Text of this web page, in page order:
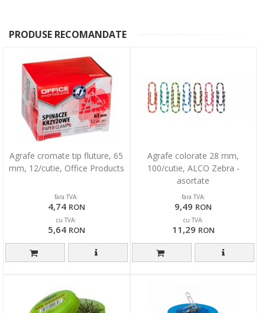
PRODUSE RECOMANDATE
Agrafe cromate tip fluture, 65
mm, 12/cutie, Office Products
fara TVA:
4,74 RON
cu TVA:
5,64 RON
Agrafe colorate 28 mm,
100/cutie, ALCO Zebra -
asortate
fara TVA:
9,49 RON
cu TVA:
11,29 RON